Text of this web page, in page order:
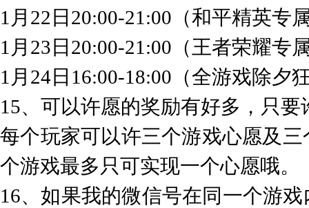
1月22日20:00-21:00（和平精英专
1月23日20:00-21:00（王者荣耀专
1月24日16:00-18:00（全游戏除夕
15、可以许愿的奖励有好多，只
每个玩家可以许三个游戏心愿及
个游戏最多只可实现一个心愿哦。
16、如果我的微信号在同一个游